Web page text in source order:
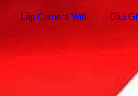
Lắp Camera Wifi Đầu